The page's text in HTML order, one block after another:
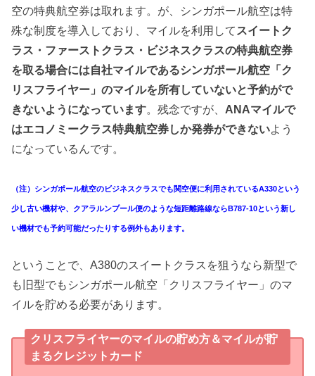
空の特典航空券は取れます。が、シンガポール航空は特
殊な制度を導入しており、マイルを利用して スイートク
ラス・ファーストクラス・ビジネスクラスの特典航空券
を取る場合には自社マイルであるシンガポール航空「ク
リスフライヤー」のマイルを所有していないと予約がで
きないようになっています。残念ですが、 ANAマイルで
はエコノミークラス特典航空券しか発券ができないよう
になっているんです。
（注）シンガポール航空のビジネスクラスでも関空便に利用されているA330という
少し古い機材や、クアラルンプール便のような短距離路線ならB787-10という新し
い機材でも予約可能だったりする例外もあります。
ということで、A380のスイートクラスを狙うなら新型で
も旧型でもシンガポール航空「クリスフライヤー」のマ
イルを貯める必要があります。
クリスフライヤーのマイルの貯め方＆マイルが貯
まるクレジットカード